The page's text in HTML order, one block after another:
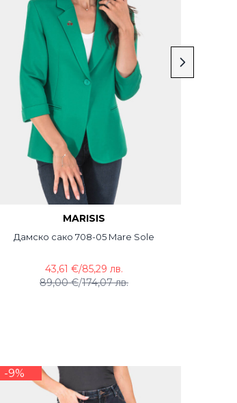
MARISIS
Дамско сако 708-05 Mare Sole
89,00 €/174,07 лв.
43,61 €/85,29 лв.
-9%